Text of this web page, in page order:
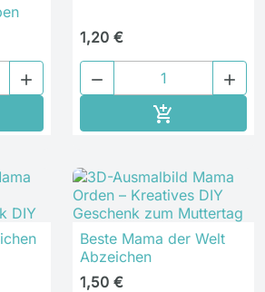

1,20 €
 

Beste Mama der Welt
Abzeichen
1,50 €